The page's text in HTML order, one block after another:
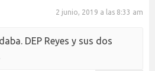
2 junio, 2019 a las 8:33 am
DEP Reyes y sus dos